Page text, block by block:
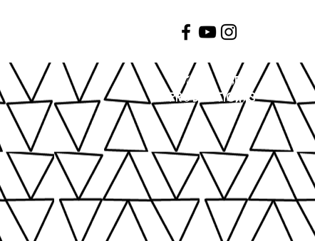
soUl Arts
prOductioNs